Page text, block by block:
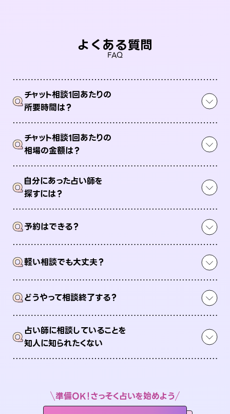
よくある質問
FAQ
Qチャット相談1回あたりの
所要時間は？
Qチャット相談1回あたりの
相場の金額は？
Q自分にあった占い師を
探すには？
Q予約はできる？
Q軽い相談でも大丈夫？
Qどうやって相談終了する？
Q占い師に相談していることを
知人に知られたくない
準備OK！さっそく占いを始めよう